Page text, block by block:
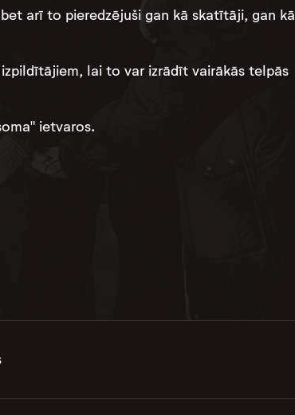
arī to pieredzējuši gan kā skatītāji, gan kā
lai to var izrādīt vairākās telpās
ietvaros.